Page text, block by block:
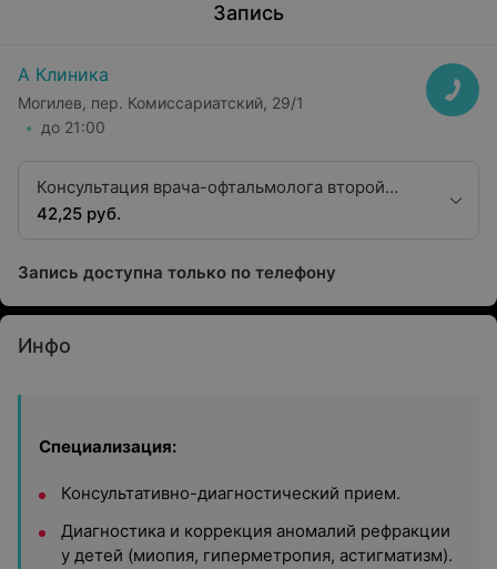
Запись
А Клиника
Могилев, пер. Комиссариатский, 29/1
до 21:00
Консультация врача-офтальмолога второй
квалификационной категории
42,25 руб.
Запись доступна только по телефону
Инфо
Специализация:
Консультативно-диагностический прием.
Диагностика и коррекция аномалий рефракции
у детей (миопия, гиперметропия, астигматизм).